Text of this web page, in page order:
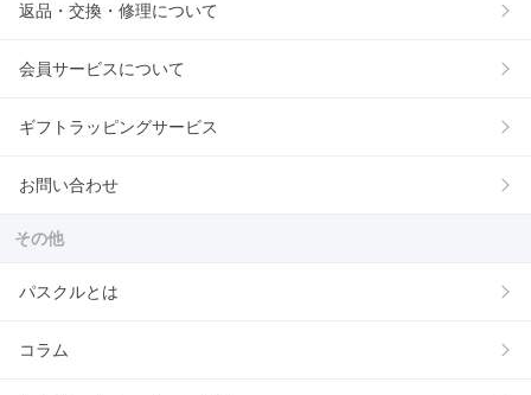
返品・交換・修理について
会員サービスについて
ギフトラッピングサービス
お問い合わせ
その他
パスクルとは
コラム